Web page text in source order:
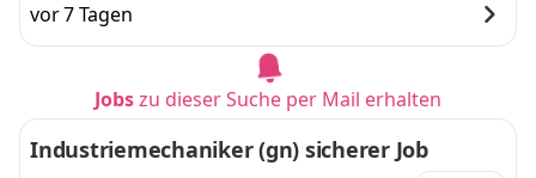
vor 7 Tagen
Jobszu dieser Suche per Mail erhalten
Industriemechaniker (gn) sicherer Job